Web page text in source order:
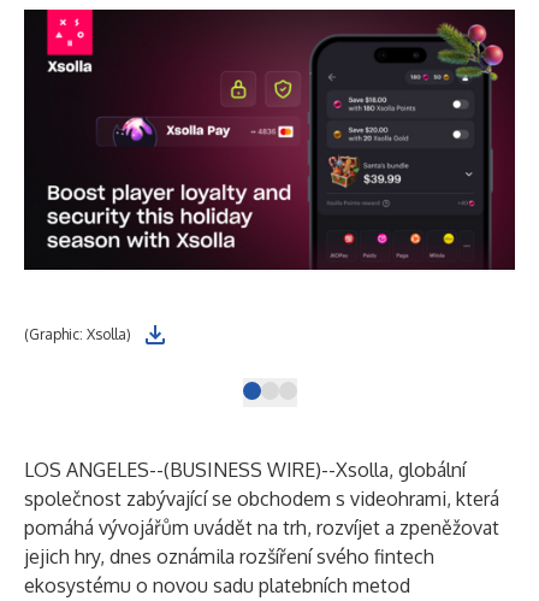
(Graphic: Xsolla)
LOS ANGELES--(BUSINESS WIRE)--Xsolla, globální
společnost zabývající se obchodem s videohrami, která
pomáhá vývojářům uvádět na trh, rozvíjet a zpeněžovat
jejich hry, dnes oznámila rozšíření svého fintech
ekosystému o novou sadu platebních metod